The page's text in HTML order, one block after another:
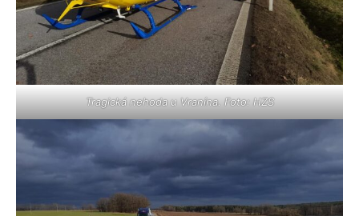
Tragická nehoda u Vranína. Foto: HZS